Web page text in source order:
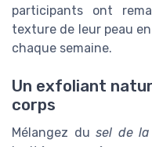
participants ont
texture de leur peau
chaque semaine.
Un exfoliant
corps
Mélangez dusel de